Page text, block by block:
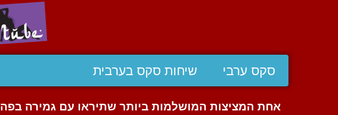
סקס ערבי שיחות סקס בערבית
אחת המציצות המושלמות ביותר שתיראו עם גמירה בפה